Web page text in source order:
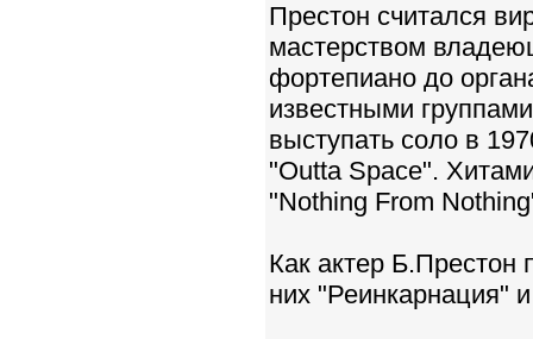
Престон считался
мастерством
фортепиано до
известными
выступать соло в
"Outta Space".
"Nothing From
Как актер Б.Престон
них "Реинкарнация"